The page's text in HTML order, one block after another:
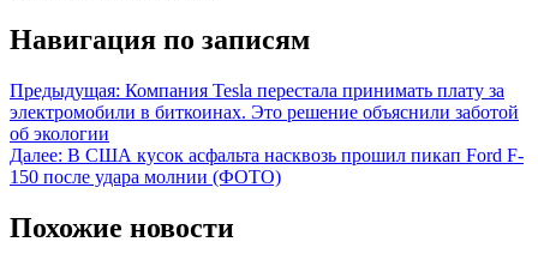
Навигация по записям
Предыдущая: Компания Tesla перестала принимать плату за
электромобили в биткоинах. Это решение объяснили заботой
об экологии
Далее: В США кусок асфальта насквозь прошил пикап Ford F-
150 после удара молнии (ФОТО)
Похожие новости